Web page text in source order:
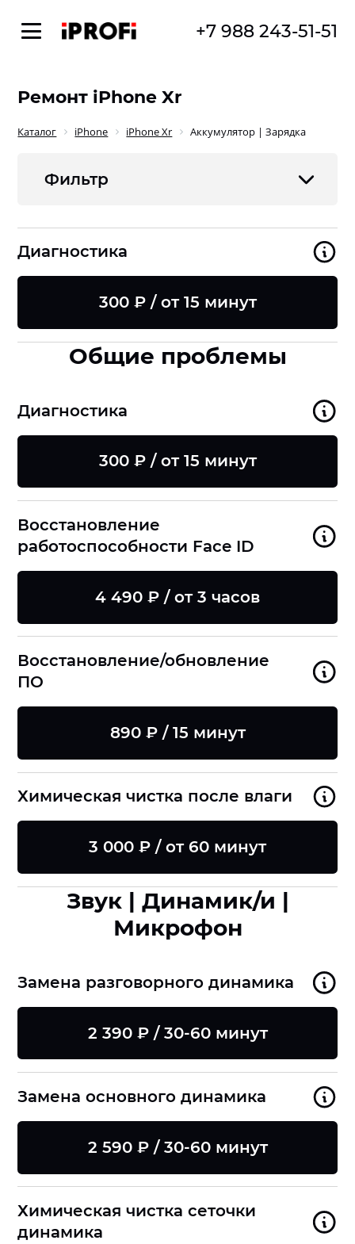
+7 988 243-51-51
Ремонт iPhone Xr
Каталог iPhone iPhone Xr Аккумулятор | Зарядка
Фильтр
Диагностика
300 ₽ / от 15 минут
Общие проблемы
Диагностика
300 ₽ / от 15 минут
Восстановление
работоспособности Face ID
4 490 ₽ / от 3 часов
Восстановление/обновление
ПО
890 ₽ / 15 минут
Химическая чистка после влаги
3 000 ₽ / от 60 минут
Звук | Динамик/и |
Микрофон
Замена разговорного динамика
2 390 ₽ / 30-60 минут
Замена основного динамика
2 590 ₽ / 30-60 минут
Химическая чистка сеточки
динамика